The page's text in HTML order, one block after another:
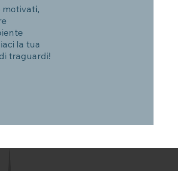
motivati,
la tua
traguardi!